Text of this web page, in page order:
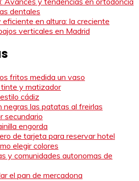
dentales
eficiente en altura: la creciente
verticales en Madrid
fritos medida un vaso
y matizador
cádiz
negras las patatas al freirlas
secundario
engorda
de tarjeta para reservar hotel
elegir colores
y comunidades autonomas de
el pan de mercadona